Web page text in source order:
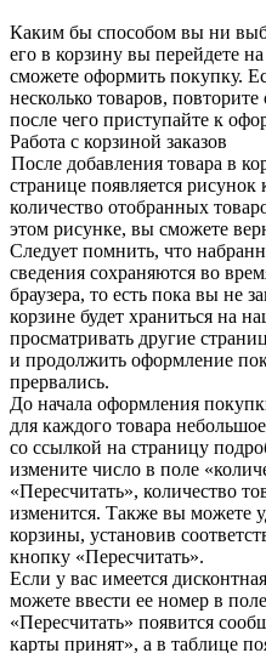
Каким бы способом вы ни
его в корзину вы перейдете
сможете оформить покупку.
несколько товаров,
после чего приступайте к
Работа с корзиной заказов
После добавления товара в
странице появляется
количество отобранных
этом рисунке, вы сможете
Следует помнить, что
сведения сохраняются во
браузера, то есть пока вы не
корзине будет храниться на
просматривать другие
и продолжить оформление
прервались.
До начала оформления
для каждого товара
со ссылкой на страницу
измените число в поле
«Пересчитать», количество
изменится. Также вы можете
корзины, установив
кнопку «Пересчитать».
Если у вас имеется
можете ввести ее номер в
«Пересчитать» появится
карты принят», а в таблице